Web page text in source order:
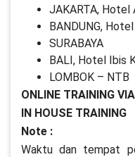
JAKARTA, Hotel
BANDUNG,
SURABAYA
BALI, Hotel Ibis
LOMBOK – NTB
ONLINE TRAINING
IN HOUSE TRAINING
Note :
Waktu dan tempat